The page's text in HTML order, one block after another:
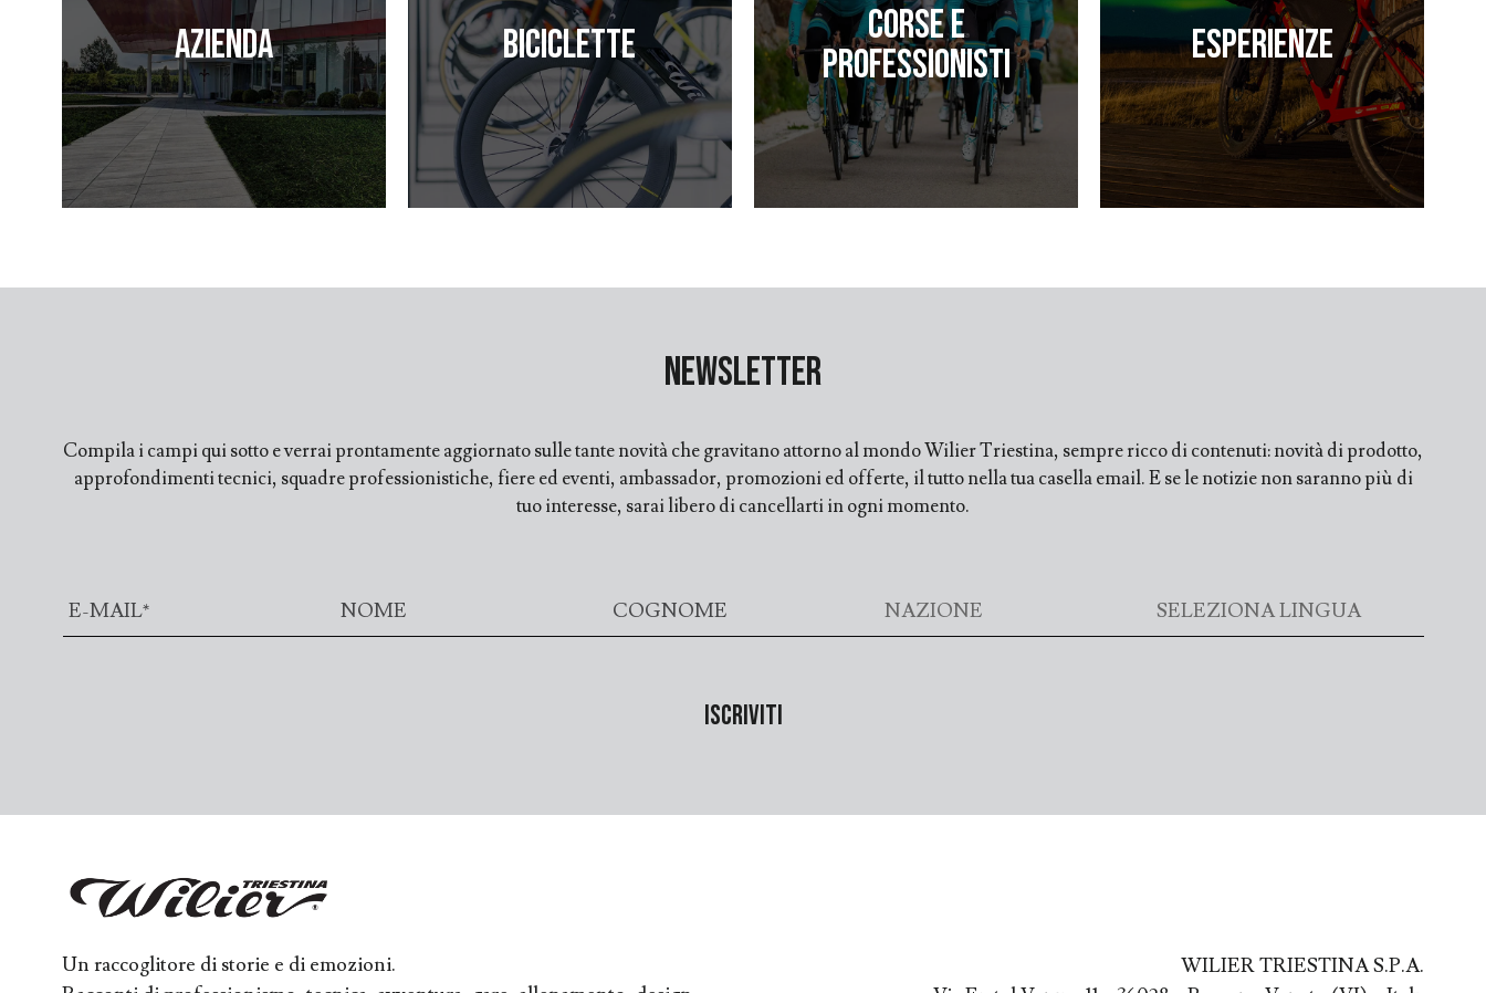
Azienda Biciclette
Corse e
professionisti
Esperienze
Newsletter
Compila i campi qui sotto e verrai prontamente aggiornato sulle tante novità che gravitano attorno al mondo Wilier Triestina, sempre ricco di contenuti: novità di prodotto,
approfondimenti tecnici, squadre professionistiche, fiere ed eventi, ambassador, promozioni ed offerte, il tutto nella tua casella email. E se le notizie non saranno più di
tuo interesse, sarai libero di cancellarti in ogni momento.
Un raccoglitore di storie e di emozioni.
WILIER TRIESTINA S.P.A.